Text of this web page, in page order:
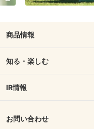
商品情報
知る・楽しむ
IR情報
お問い合わせ